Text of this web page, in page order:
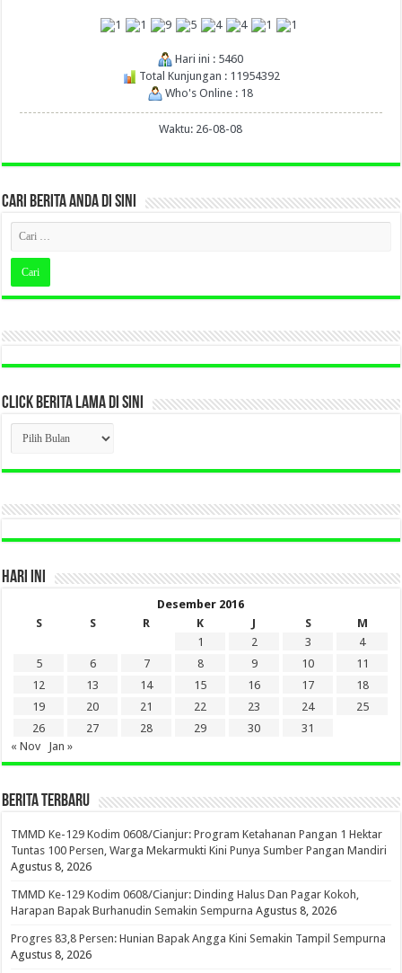
Hari ini : 5460
Total Kunjungan : 11954392
Who's Online : 18
Waktu: 26-08-08
CARI BERITA ANDA DI SINI
CLICK BERITA LAMA DI SINI
CLICK
BERITA
LAMA
DI
HARI INI
Desember 2016
S
S R K J S
M
1
2 3
4
5
6 7 8 9 10
11
12
13 14 15 16 17
18
19
20 21 22 23 24
25
26
27 28 29 30
31
« Nov
Jan »
BERITA TERBARU
TMMD Ke-129 Kodim 0608/Cianjur: Program Ketahanan Pangan 1 Hektar
Tuntas 100 Persen, Warga Mekarmukti Kini Punya Sumber Pangan Mandiri
Agustus 8, 2026
TMMD Ke-129 Kodim 0608/Cianjur: Dinding Halus Dan Pagar Kokoh,
Harapan Bapak Burhanudin Semakin Sempurna Agustus 8, 2026
Progres 83,8 Persen: Hunian Bapak Angga Kini Semakin Tampil Sempurna
Agustus 8, 2026